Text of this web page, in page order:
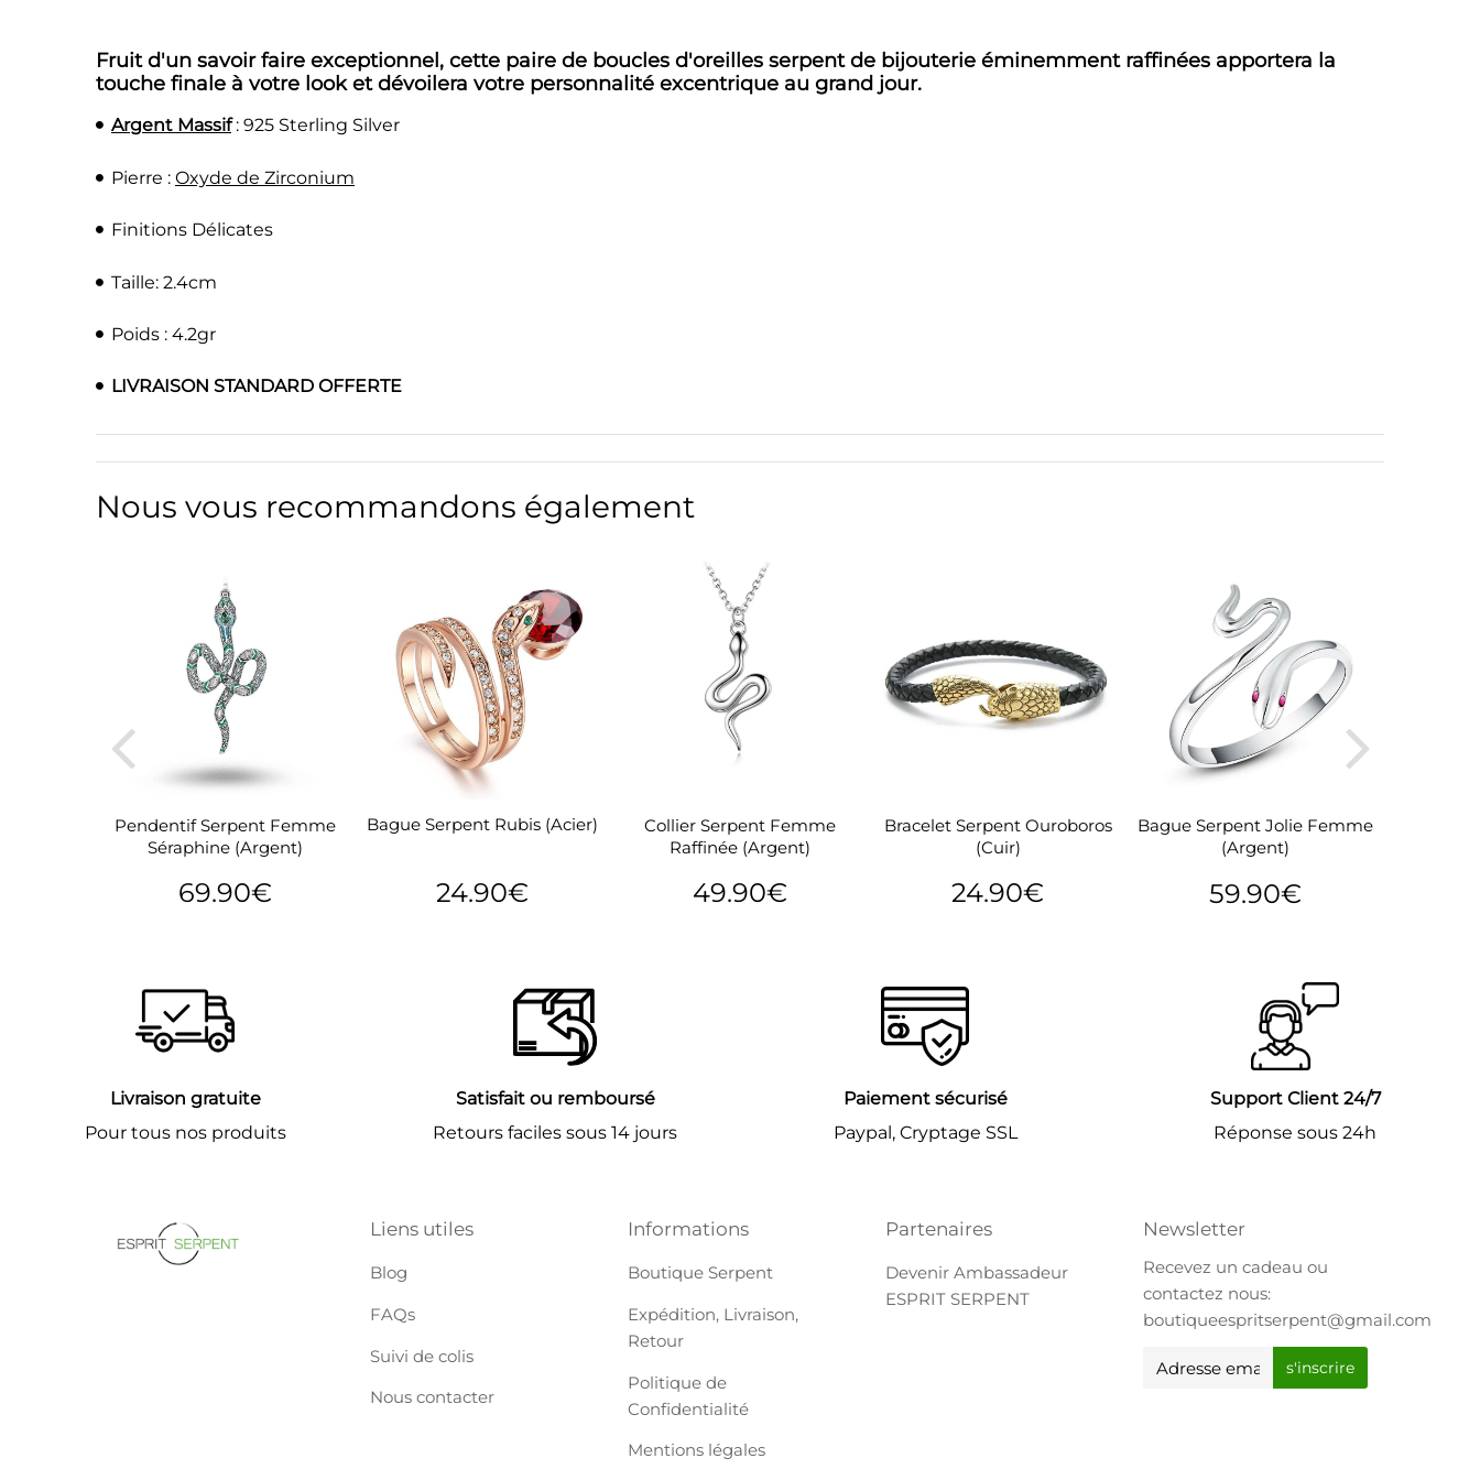
Fruit d'un savoir faire exceptionnel, cette paire de boucles d'oreilles serpent de bijouterie éminemment raffinées apportera la
touche finale à votre look et dévoilera votre personnalité excentrique au grand jour.
Argent Massif: 925 Sterling Silver
Pierre : Oxyde de Zirconium
Finitions Délicates
Taille: 2.4cm
Poids : 4.2gr
LIVRAISON STANDARD OFFERTE
Nous vous recommandons également
Pendentif Serpent Femme
Séraphine (Argent)
Prix
69.90€
Bague Serpent Rubis (Acier)
Prix
24.90€
Collier Serpent Femme
Raffinée (Argent)
Prix
49.90€
Bracelet Serpent Ouroboros
(Cuir)
Prix
24.90€
Bague Serpent Jolie Femme
(Argent)
Prix
59.90€
Livraison gratuite
Pour tous nos produits
Satisfait ou remboursé
Retours faciles sous 14 jours
Paiement sécurisé
Paypal, Cryptage SSL
Support Client 24/7
Réponse sous 24h
Liens utiles
Blog
FAQs
Suivi de colis
Nous contacter
Informations
Boutique Serpent
Expédition, Livraison,
Retour
Politique de
Confidentialité
Mentions légales
Partenaires
Devenir Ambassadeur
ESPRIT SERPENT
Newsletter
Recevez un cadeau ou
contactez nous:
boutiqueespritserpent@gmail.com
E-
s'inscrire